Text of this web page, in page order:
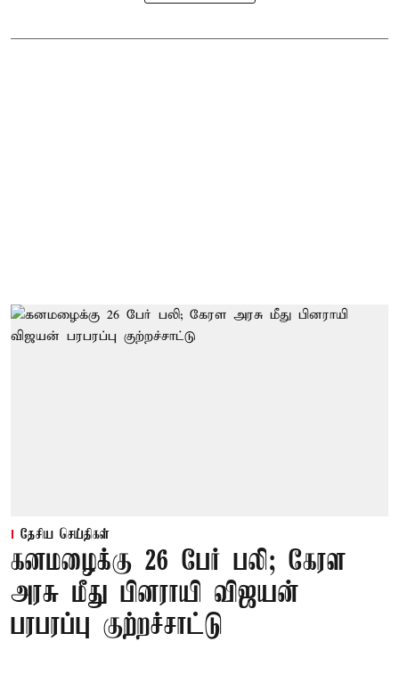
தேசிய செய்திகள்
கனமழைக்கு 26 பேர் பலி; கேரள
அரசு மீது பினராயி விஜயன்
பரபரப்பு குற்றச்சாட்டு